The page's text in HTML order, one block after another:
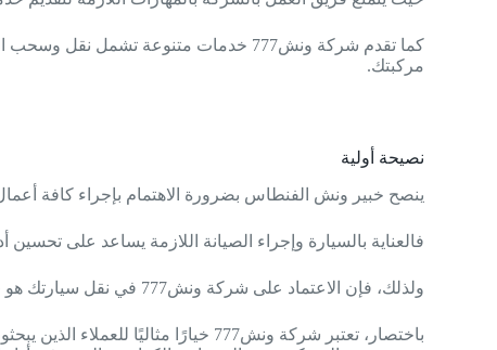
كما تقدم شركة ونش777 خدمات متنوعة
مركبتك.
نصيحة أولية
ينصح خبير ونش الفنطاس بضرورة الاهتمام بإجراء كافة أعمال
فالعناية بالسيارة وإجراء الصيانة اللازمة يساعد على
ولذلك، فإن الاعتماد على شركة ونش777 في نقل سيارتك هو خيار حكيم يضمن لك الحفاظ على قيمة سيارتك وتأمينها.
باختصار، تعتبر شركة ونش777 خيارًا مثاليًا للعملاء الذين يبحثون عن خدمات السحب والنقل الموثوقة والمحترفة لسياراتهم في محافظة الأحمدي.